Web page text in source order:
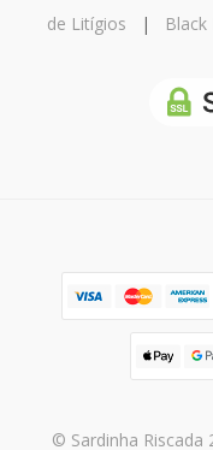
de Litígios | Black
© Sardinha Riscada